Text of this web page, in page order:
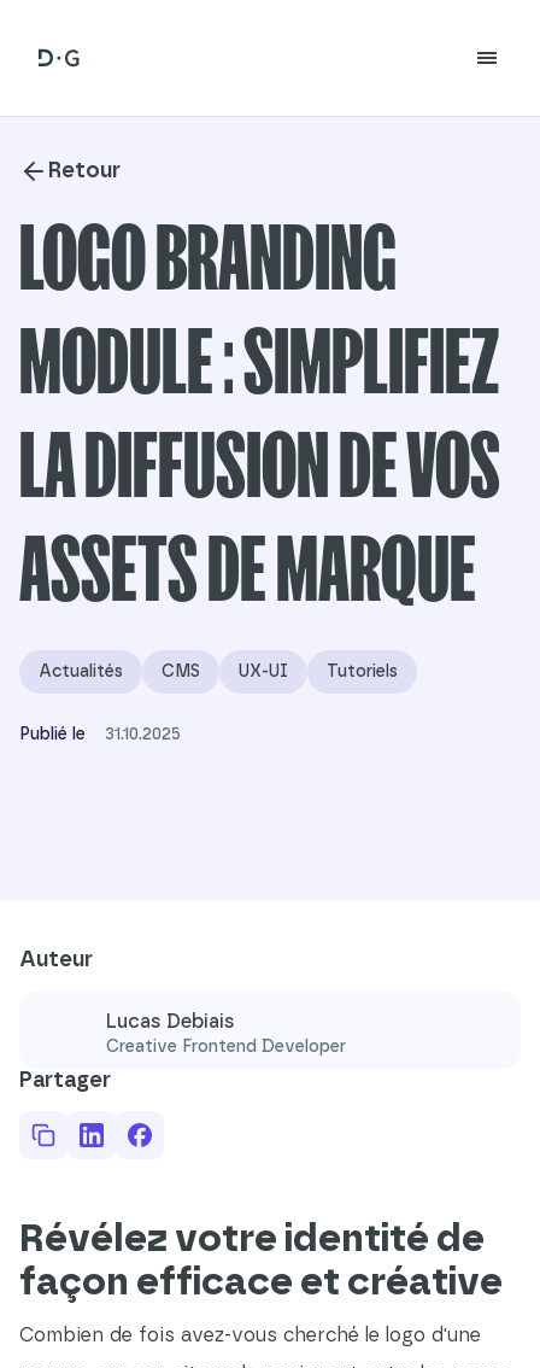
Retour
LOGO BRANDING
MODULE : SIMPLIFIEZ
LA DIFFUSION DE VOS
ASSETS DE MARQUE
Actualités CMS UX-UI Tutoriels
Publié le 31.10.2025
Auteur
Lucas Debiais
Creative Frontend Developer
Partager
Révélez votre identité de
façon efficace et créative
Combien de fois avez-vous cherché le logo d'une